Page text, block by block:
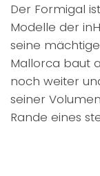
Der Formigal
Modelle der
seine
Mallorca baut
noch weiter
seiner
Rande eines